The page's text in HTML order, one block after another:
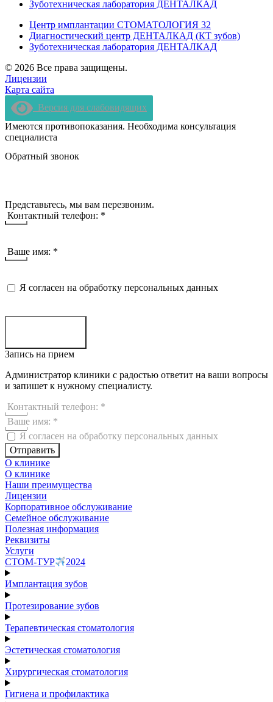
Зуботехническая лаборатория ДЕНТАЛКАД
Центр имплантации СТОМАТОЛОГИЯ 32
Диагностический центр ДЕНТАЛКАД (КТ зубов)
Зуботехническая лаборатория ДЕНТАЛКАД
© 2026 Все права защищены.
Лицензии
Карта сайта
Версия для слабовидящих
Имеются противопоказания. Необходима консультация
специалиста
Обратный звонок
Представьтесь, мы вам перезвоним.
Контактный телефон: *
Ваше имя: *
Я согласен на обработку персональных данных
Запись на прием
Администратор клиники с радостью ответит на ваши вопросы
и запишет к нужному специалисту.
Контактный телефон: *
Ваше имя: *
Я согласен на обработку персональных данных
Отправить
О клинике
О клинике
Наши преимущества
Лицензии
Корпоративное обслуживание
Семейное обслуживание
Полезная информация
Реквизиты
Услуги
СТОМ-ТУР
2024
Имплантация зубов
Протезирование зубов
Терапевтическая стоматология
Эстетическая стоматология
Хирургическая стоматология
Гигиена и профилактика